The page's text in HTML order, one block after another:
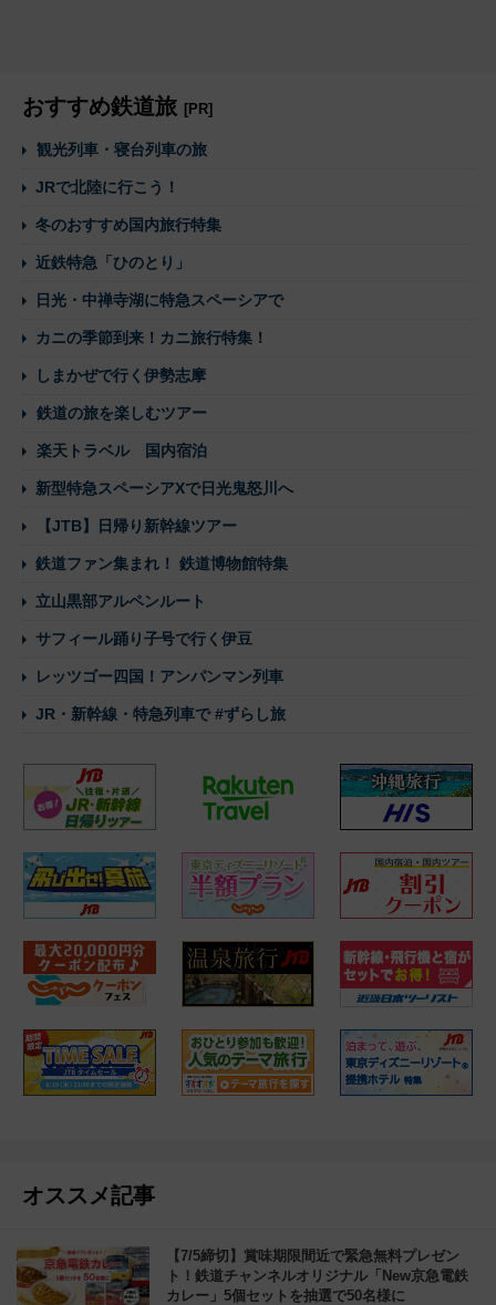
おすすめ鉄道旅 [PR]
観光列車・寝台列車の旅
JRで北陸に行こう！
冬のおすすめ国内旅行特集
近鉄特急「ひのとり」
日光・中禅寺湖に特急スペーシアで
カニの季節到来！カニ旅行特集！
しまかぜで行く伊勢志摩
鉄道の旅を楽しむツアー
楽天トラベル 国内宿泊
新型特急スペーシアXで日光鬼怒川へ
【JTB】日帰り新幹線ツアー
鉄道ファン集まれ！ 鉄道博物館特集
立山黒部アルペンルート
サフィール踊り子号で行く伊豆
レッツゴー四国！アンパンマン列車
JR・新幹線・特急列車で #ずらし旅
オススメ記事
【7/5締切】賞味期限間近で緊急無料プレゼン
ト！鉄道チャンネルオリジナル「New京急電鉄
カレー」5個セットを抽選で50名様に